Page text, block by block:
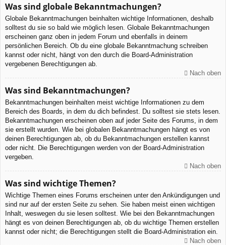
Was sind globale Bekanntmachungen?
Globale Bekanntmachungen beinhalten wichtige Informationen, deshalb
solltest du sie so bald wie möglich lesen. Globale Bekanntmachungen
erscheinen ganz oben in jedem Forum und ebenfalls in deinem
persönlichen Bereich. Ob du eine globale Bekanntmachung schreiben
kannst oder nicht, hängt von den durch die Board-Administration
vergebenen Berechtigungen ab.
Nach oben
Was sind Bekanntmachungen?
Bekanntmachungen beinhalten meist wichtige Informationen zu dem
Bereich des Boards, in dem du dich befindest. Du solltest sie stets lesen.
Bekanntmachungen erscheinen oben auf jeder Seite des Forums, in dem
sie erstellt wurden. Wie bei globalen Bekanntmachungen hängt es von
deinen Berechtigungen ab, ob du Bekanntmachungen erstellen kannst
oder nicht. Die Berechtigungen werden von der Board-Administration
vergeben.
Nach oben
Was sind wichtige Themen?
Wichtige Themen eines Forums erscheinen unter den Ankündigungen und
sind nur auf der ersten Seite zu sehen. Sie haben meist einen wichtigen
Inhalt, weswegen du sie lesen solltest. Wie bei den Bekanntmachungen
hängt es von deinen Berechtigungen ab, ob du wichtige Themen erstellen
kannst oder nicht; die Berechtigungen stellt die Board-Administration ein.
Nach oben